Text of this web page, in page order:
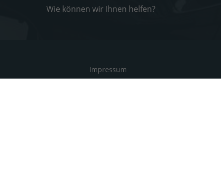
Wie können wir Ihnen helfen?
Impressum
Informationen zur Barrierefreiheit